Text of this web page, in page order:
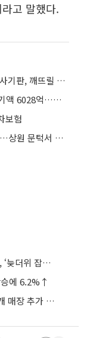
고 말했다.
박종철 라이나생명 차장 "여럿이 짠 보험사기판, 깨뜨릴 한 명을 찾습니다"
최대치 경신 전망
보험
美 클래리티 법안 연내 통과 가능성 13%…상원 문턱서 제동
입추 지나도 계속되는 폭염…식음료업계, ‘늦더위 잡기’ 전력 투구
에 6.2%↑
컴포즈커피, 필리핀 1호점 오픈…연내 5개 매장 추가 출점